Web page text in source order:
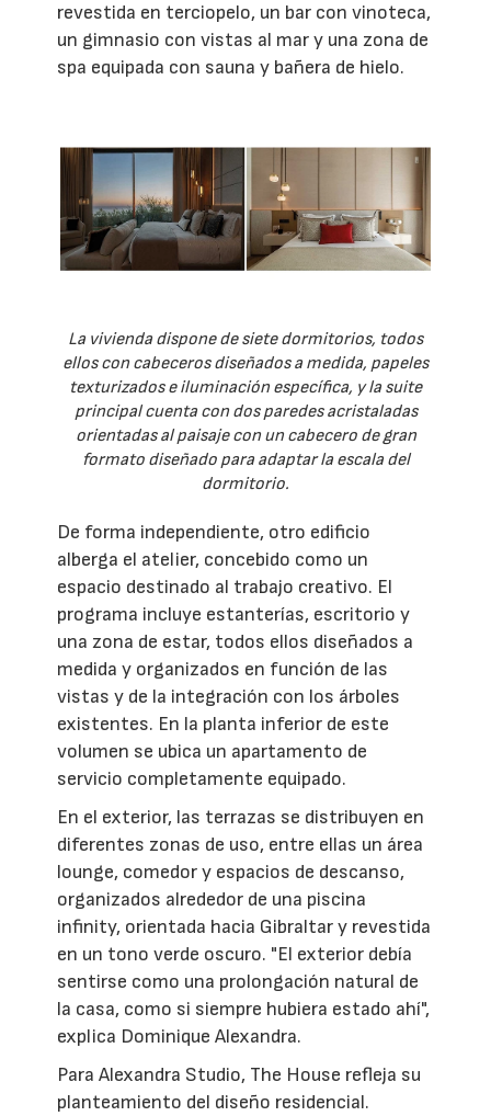
revestida en terciopelo, un bar con vinoteca,
un gimnasio con vistas al mar y una zona de
spa equipada con sauna y bañera de hielo.
La vivienda dispone de siete dormitorios, todos
ellos con cabeceros diseñados a medida, papeles
texturizados e iluminación específica, y la suite
principal cuenta con dos paredes acristaladas
orientadas al paisaje con un cabecero de gran
formato diseñado para adaptar la escala del
dormitorio.
De forma independiente, otro edificio
alberga el atelier, concebido como un
espacio destinado al trabajo creativo. El
programa incluye estanterías, escritorio y
una zona de estar, todos ellos diseñados a
medida y organizados en función de las
vistas y de la integración con los árboles
existentes. En la planta inferior de este
volumen se ubica un apartamento de
servicio completamente equipado.
En el exterior, las terrazas se distribuyen en
diferentes zonas de uso, entre ellas un área
lounge, comedor y espacios de descanso,
organizados alrededor de una piscina
infinity, orientada hacia Gibraltar y revestida
en un tono verde oscuro. "El exterior debía
sentirse como una prolongación natural de
la casa, como si siempre hubiera estado ahí",
explica Dominique Alexandra.
Para Alexandra Studio, The House refleja su
planteamiento del diseño residencial.